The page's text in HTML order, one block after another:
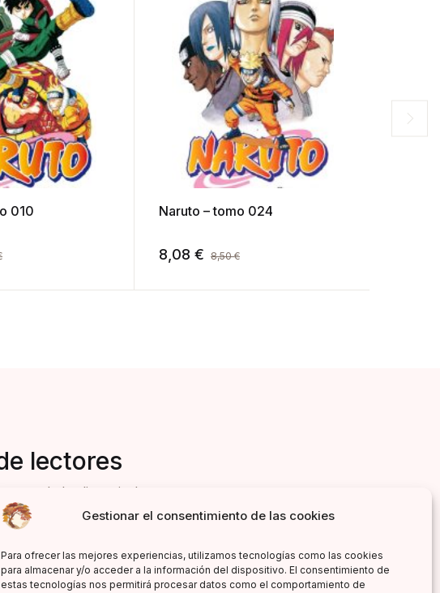
Gestionar el consentimiento de las cookies
Para ofrecer las mejores experiencias, utilizamos tecnologías como las cookies
para almacenar y/o acceder a la información del dispositivo. El consentimiento de
estas tecnologías nos permitirá procesar datos como el comportamiento de
010 Naruto – tomo 024
8,08 € 8,50€
lectores
novedades literarias!